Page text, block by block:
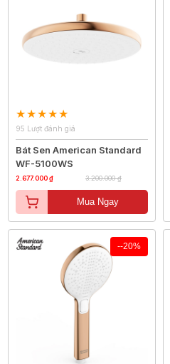
95 Lượt đánh giá
Bát Sen American Standard
WF-5100WS
2.677.000 ₫ 3.200.000 ₫
Mua Ngay
--20%